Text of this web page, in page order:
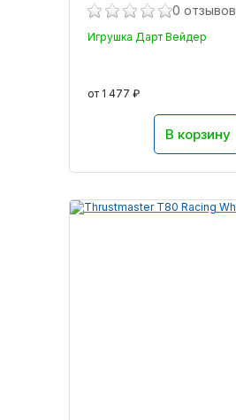
0 отзывов
Игрушка Дарт Вейдер
от 1 477 ₽
В корзину